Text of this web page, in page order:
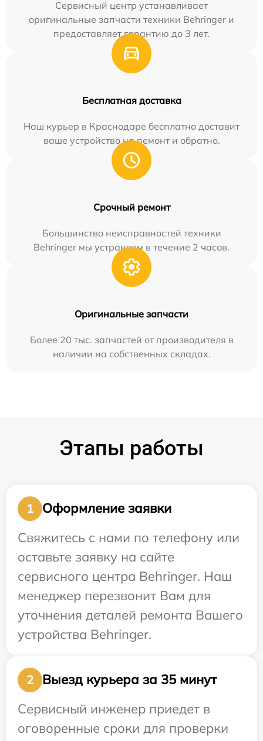
Сервисный центр устанавливает
оригинальные запчасти техники Behringer и
предоставляет гарантию до 3 лет.
Бесплатная доставка
Наш курьер в Краснодаре бесплатно доставит
ваше устройство на ремонт и обратно.
Срочный ремонт
Большинство неисправностей техники
Behringer мы устраняем в течение 2 часов.
Оригинальные запчасти
Более 20 тыс. запчастей от производителя в
наличии на собственных складах.
Этапы работы
1
Оформление заявки
Свяжитесь с нами по телефону или
оставьте заявку на сайте
сервисного центра Behringer. Наш
менеджер перезвонит Вам для
уточнения деталей ремонта Вашего
устройства Behringer.
2
Выезд курьера за 35 минут
Сервисный инженер приедет в
оговоренные сроки для проверки